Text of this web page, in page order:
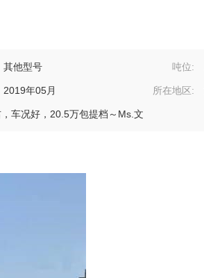
其他型号 吨位:
2019年05月 所在地区:
车况好，20.5万包提档～Ms.文